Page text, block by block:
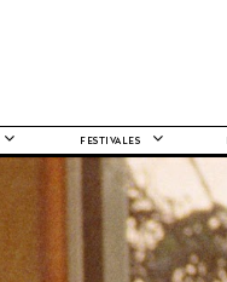
FESTIVALES